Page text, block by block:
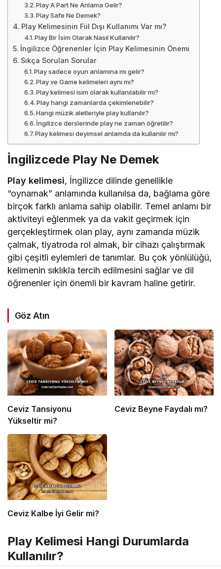
Play A Part Ne Anlama Gelir?
Play Safe Ne Demek?
Play Kelimesinin Fiil Dışı Kullanımı Var mı?
Play Bir İsim Olarak Nasıl Kullanılır?
İngilizce Öğrenenler İçin Play Kelimesinin Önemi
Sıkça Sorulan Sorular
Play sadece oyun anlamına mı gelir?
Play ve Game kelimeleri aynı mı?
Play kelimesi isim olarak kullanılabilir mi?
Play hangi zamanlarda çekimlenebilir?
Hangi müzik aletleriyle play kullanılır?
İngilizce derslerinde play ne zaman öğretilir?
Play kelimesi deyimsel anlamda da kullanılır mı?
İngilizcede Play Ne Demek
Play kelimesi, İngilizce dilinde genellikle
“oynamak” anlamında kullanılsa da, bağlama göre
birçok farklı anlama sahip olabilir. Temel anlamı bir
aktiviteyi eğlenmek ya da vakit geçirmek için
gerçekleştirmek olan play, aynı zamanda müzik
çalmak, tiyatroda rol almak, bir cihazı çalıştırmak
gibi çeşitli eylemleri de tanımlar. Bu çok yönlülüğü,
kelimenin sıklıkla tercih edilmesini sağlar ve dil
öğrenenler için önemli bir kavram haline getirir.
Göz Atın
Ceviz Tansiyonu
Yükseltir mi?
Ceviz Beyne Faydalı mı?
Ceviz Kalbe İyi Gelir mi?
Play Kelimesi Hangi Durumlarda
Kullanılır?